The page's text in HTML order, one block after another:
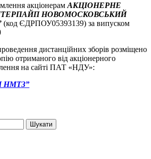
акціонерам АКЦІОНЕРНЕ
НОВОМОСКОВСЬКИЙ
(код ЄДРПОУ05393139) за випуском
дистанційних зборів розміщено
отриманого від акціонерного
на сайті ПАТ «НДУ»:
НМТЗ”